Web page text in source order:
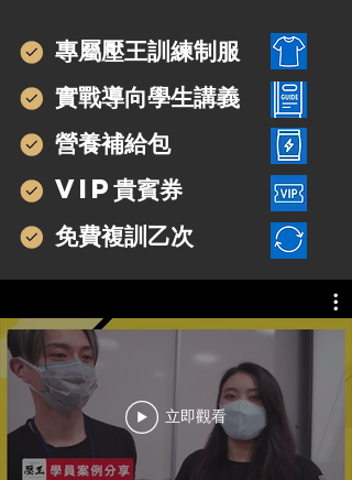
專屬壓王訓練制服
實戰導向學生講義
營養補給包
VIP貴賓券
免費複訓乙次
立即觀看